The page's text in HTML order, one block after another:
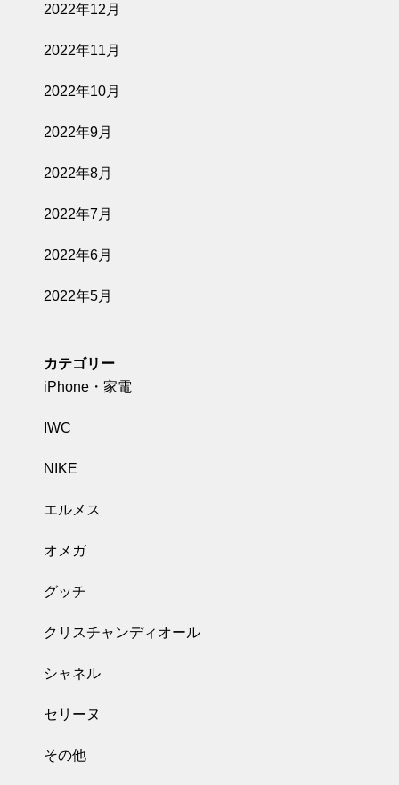
2022年12月
2022年11月
2022年10月
2022年9月
2022年8月
2022年7月
2022年6月
2022年5月
カテゴリー
iPhone・家電
IWC
NIKE
エルメス
オメガ
グッチ
クリスチャンディオール
シャネル
セリーヌ
その他